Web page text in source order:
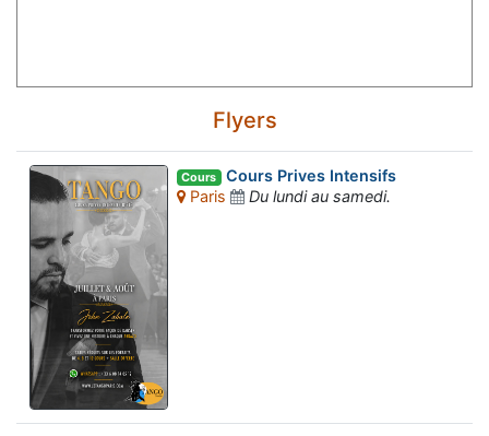
Flyers
Cours Cours Prives Intensifs
Paris
Du lundi au samedi.